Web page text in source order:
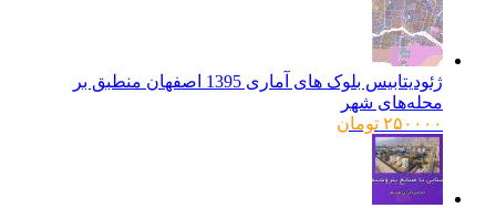
ژئودیتابیس بلوک های آماری 1395 اصفهان منطبق بر
محله‌های شهر
۲۵۰۰۰۰ تومان